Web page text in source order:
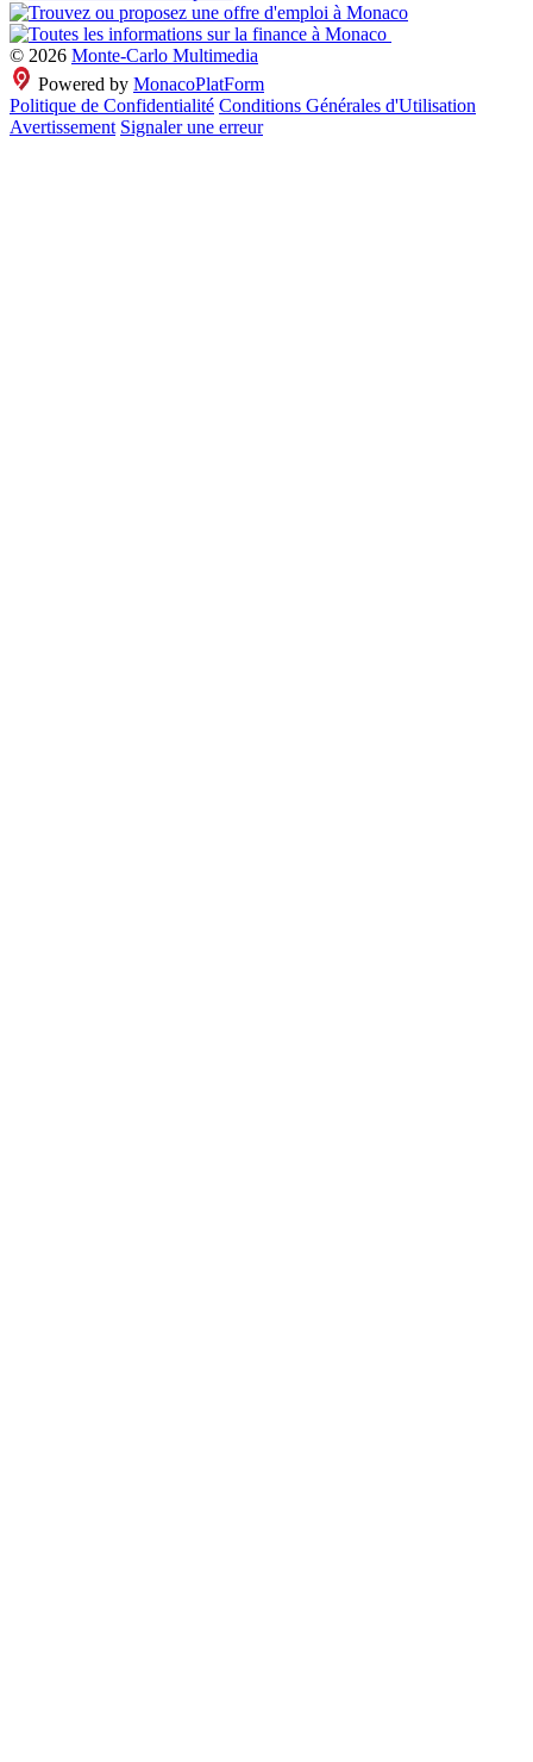
© 2026 Monte-Carlo Multimedia
Powered by MonacoPlatForm
Politique de Confidentialité Conditions Générales d'Utilisation
Avertissement Signaler une erreur